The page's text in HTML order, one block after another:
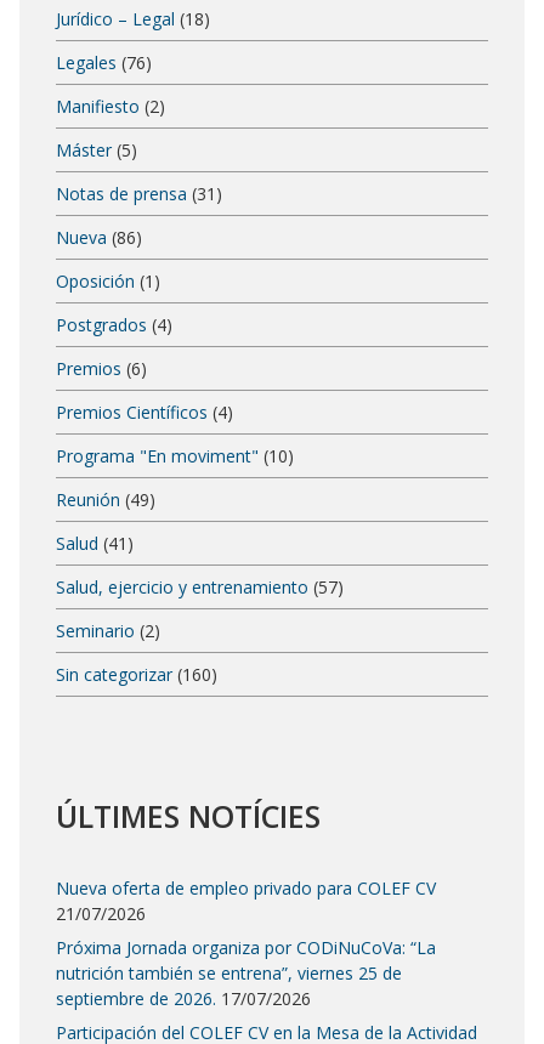
Jurídico – Legal (18)
Legales (76)
Manifiesto (2)
Máster (5)
Notas de prensa (31)
Nueva (86)
Oposición (1)
Postgrados (4)
Premios (6)
Premios Científicos (4)
Programa "En moviment" (10)
Reunión (49)
Salud (41)
Salud, ejercicio y entrenamiento (57)
Seminario (2)
Sin categorizar (160)
ÚLTIMES NOTÍCIES
Nueva oferta de empleo privado para COLEF CV
21/07/2026
Próxima Jornada organiza por CODiNuCoVa: “La
nutrición también se entrena”, viernes 25 de
septiembre de 2026. 17/07/2026
Participación del COLEF CV en la Mesa de la Actividad